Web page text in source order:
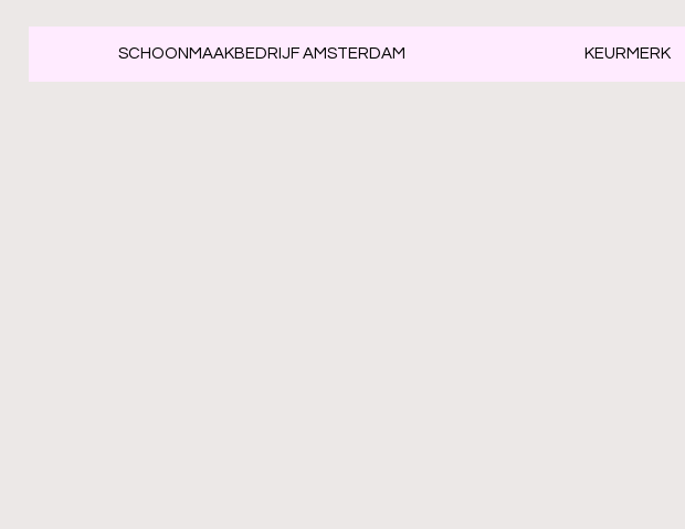
SCHOONMAAKBEDRIJF AMSTERDAM KEURMERK